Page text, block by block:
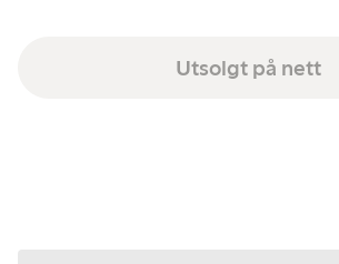
Utsolgt på nett